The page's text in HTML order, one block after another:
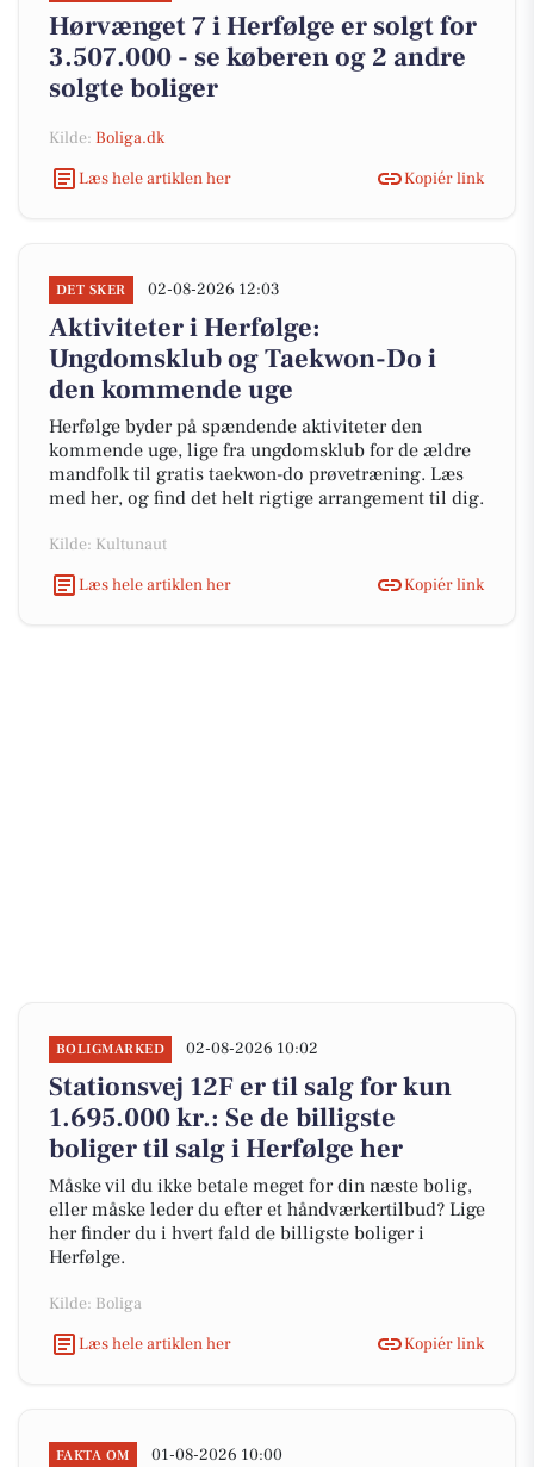
Hørvænget 7 i Herfølge er solgt for
3.507.000 - se køberen og 2 andre
solgte boliger
Kilde: Boliga.dk
Læs hele artiklen her
Kopiér link
DET SKER 02-08-2026 12:03
Aktiviteter i Herfølge:
Ungdomsklub og Taekwon-Do i
den kommende uge
Herfølge byder på spændende aktiviteter den
kommende uge, lige fra ungdomsklub for de ældre
mandfolk til gratis taekwon-do prøvetræning. Læs
med her, og find det helt rigtige arrangement til dig.
Kilde: Kultunaut
Læs hele artiklen her
Kopiér link
BOLIGMARKED 02-08-2026 10:02
Stationsvej 12F er til salg for kun
1.695.000 kr.: Se de billigste
boliger til salg i Herfølge her
Måske vil du ikke betale meget for din næste bolig,
eller måske leder du efter et håndværkertilbud? Lige
her finder du i hvert fald de billigste boliger i
Herfølge.
Kilde: Boliga
Læs hele artiklen her
Kopiér link
FAKTA OM 01-08-2026 10:00